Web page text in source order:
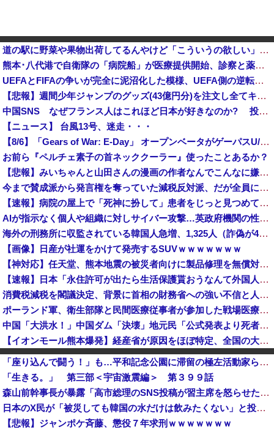
道の駅に野菜や果物出荷してるんやけど「こういうの欲しい」とかある？他
熊本･八代港で自衛隊の「病院船」が医療提供開始、診察と薬剤処方…被災者向け大浴場も！
UEFAとFIFAの争いが完全に泥沼化した模様、UEFA側の逆転敗北すらあり得るような情勢に……
【悲報】週間少年ジャンプのグッズ(43億円分)を注文し全てキャンセルした女逮捕・・・
中国SNS なぜフランス人はこれほど日本が好きなのか? 投稿では「中国人も日本が好き」「普通の人は…」[8/6]
【ニュース】 台風13号、迷走・・・
【8/6】「Gears of War: E-Day」 オープンベータがゲーパスU/PCで参加可能！お
お前ら『ペルチェ素子の首ネッククーラー』使ったことあるか？
【悲報】みいちゃんと山田さんの漫画の作者なんでこんなに嫌われてるんだろうな
今まで賛成派から発言権を奪っていた減税反対派、だが全員に発言権が与えられるように方式変更された途端……
【速報】病院の屋上で「死神に扮して」患者をじっと見つめていた男性を逮捕
AIが指示なく個人や組織に対しサイバー攻撃…英政府機関の性能評価試験中！
海外の刑務所に収監されている韓国人急増、1,325人（詐偽が4分の1） 日本には254人
【画像】日産が社運をかけて発売するSUVｗｗｗｗｗｗｗ
【神対応】任天堂、熊本地震の被災者向けに製品修理を無償対応へ！さらに義援金5000万円を寄付！！
【速報】日本「永住許可が出たら生活保護貰おうなんて外国人が増えては困る。日本人以上の水準のみ許可」
消費税減税を閣議決定、背景に首相の財務省への強い不信と人事介入の示唆 歴代政権に増税を主導してきた財務省、高市内閣に完全敗北
ポーランド軍、衛生部隊と民間医療従事者が参加した戦場医療訓練を実施！
中国「大洪水！」中国ダム「決壊」地元民「公式発表より死者多い！」中国政府「住民拘束！（安否不明」中国当局「救助隊動画も削除」台風13号「三峡ﾀﾞ...
【イオンモール熊本爆発】経産省が原因をほぼ特定、全国の大規模施設でガス供給設備の点検要請にまで発展する事態に・・・
「BYD Raccoと違って日本の軽規格では欧州には通用しない」と自動車系ライターが示唆、だが速攻で反例を提示されて即落ち二コマ状態に……
【悲報】米軍、『完全終了』のお知らせ・・・・・
「座り込んで闘う！」も…平和記念公園に滞留の極左活動家ら 広島県警が全員排除
「生きる。」 第三部＜宇宙激震編＞ 第３９９話
森山前幹事長が暴露「高市総理のSNS投稿が習主席を怒らせた」 「その投稿が中国側（習近平主席）を怒らせ、日中関係をこじらせる大きなきっかけになった」
日本のX民が「被災しても韓国の水だけは飲みたくない」と投稿したのが韓国にバレてしまうw
【悲報】ジャンポケ斉藤、懲役７年求刑ｗｗｗｗｗｗｗ